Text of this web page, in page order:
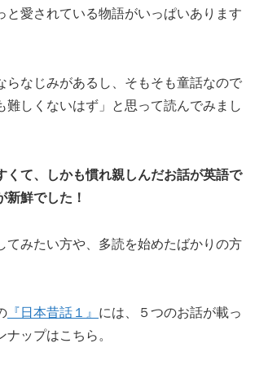
と愛されている物語がいっぱいあります
らなじみがあるし、そもそも童話なので
難しくないはず」と思って読んでみまし
くて、しかも慣れ親しんだお話が英語で
新鮮でした！
てみたい方や、多読を始めたばかりの方
『日本昔話１』 には、５つのお話が載っ
ップはこちら。